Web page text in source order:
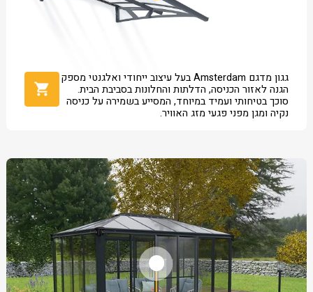
גגון מדגם Amsterdam בעל עיצוב ייחודי ואלגנטי מספק
הגנה לאזור הכניסה, הדלתות והחלונות בסביבת הבית.
סוכך בטיחותי ועמיד במיוחד, המסייע בשמירה על כניסה
נקיה ומגן מפני פגעי מזג האוויר.